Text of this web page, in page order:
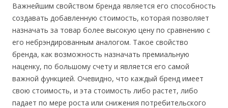
Важнейшим свойством бренда является его способность
создавать добавленную стоимость, которая позволяет
назначать за товар более высокую цену по сравнению с
его небрэндированным аналогом. Такое свойство
бренда, как возможность назначать премиальную
наценку, по большому счету и является его самой
важной функцией. Очевидно, что каждый бренд имеет
свою стоимость, и эта стоимость либо растет, либо
падает по мере роста или снижения потребительского